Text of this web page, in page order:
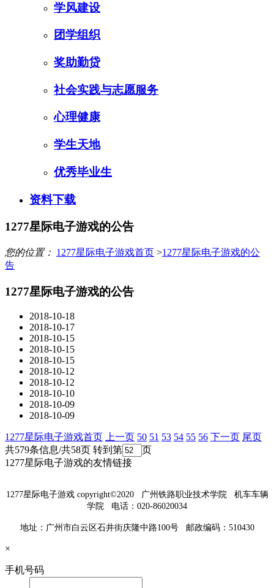
学风建设
团学组织
奖助勤贷
社会实践与志愿服务
心理健康
学生天地
优秀毕业生
资料下载
1277星际电子游戏的公告
您的位置： 1277星际电子游戏首页 >1277星际电子游戏的公
告
1277星际电子游戏的公告
2018-10-18
2018-10-17
2018-10-15
2018-10-15
2018-10-15
2018-10-12
2018-10-12
2018-10-10
2018-10-09
2018-10-09
1277星际电子游戏首页 上一页 50 51 53 54 55 56 下一页 尾页
共579条信息/共58页 转到第
页
1277星际电子游戏的友情链接
1277星际电子游戏 copyright©2020 广州铁路职业技术学院 机车车辆
学院 电话：020-86020034
地址：广州市白云区石井街庆隆中路100号 邮政编码：510430
×
手机号码